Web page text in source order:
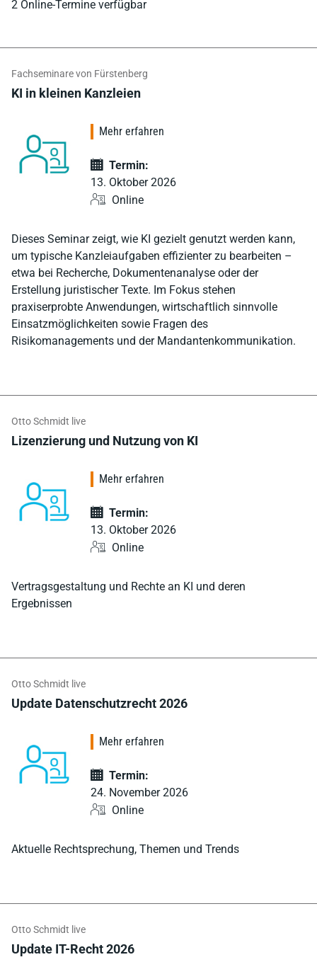
2 Online-Termine verfügbar
Fachseminare von Fürstenberg
KI in kleinen Kanzleien
Dieses Seminar zeigt, wie KI gezielt genutzt werden kann,
um typische Kanzleiaufgaben effizienter zu bearbeiten –
etwa bei Recherche, Dokumentenanalyse oder der
Erstellung juristischer Texte. Im Fokus stehen
praxiserprobte Anwendungen, wirtschaftlich sinnvolle
Einsatzmöglichkeiten sowie Fragen des
Risikomanagements und der Mandantenkommunikation.
Mehr erfahren
Termin:
13. Oktober 2026
Online
Otto Schmidt live
Lizenzierung und Nutzung von KI
Vertragsgestaltung und Rechte an KI und deren
Ergebnissen
Mehr erfahren
Termin:
13. Oktober 2026
Online
Otto Schmidt live
Update Datenschutzrecht 2026
Aktuelle Rechtsprechung, Themen und Trends
Mehr erfahren
Termin:
24. November 2026
Online
Otto Schmidt live
Update IT-Recht 2026